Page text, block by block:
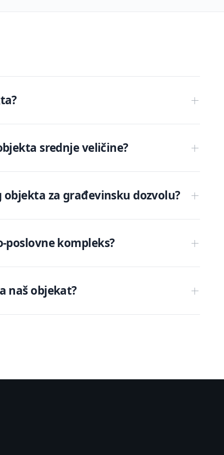
srednje veličine?
za građevinsku dozvolu?
kompleks?
naš objekat?